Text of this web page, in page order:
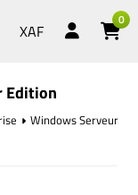
XAF
0
Edition
Windows Serveur